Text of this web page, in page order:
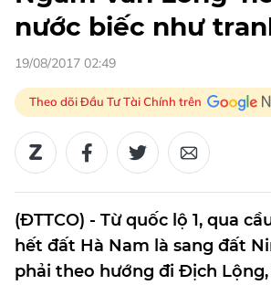
nước biếc như
19/08/2017 02:49
Theo dõi Đầu Tư Tài Chính trên
(ĐTTCO) - Từ quốc lộ 1, qua
hết đất Hà Nam là sang đất
phải theo hướng đi Địch Lộng,